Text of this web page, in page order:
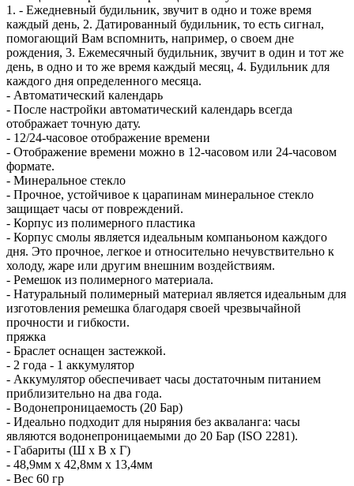
1. - Ежедневный будильник, звучит в одно и тоже время
каждый день, 2. Датированный будильник, то есть сигнал,
помогающий Вам вспомнить, например, о своем дне
рождения, 3. Ежемесячный будильник, звучит в один и тот же
день, в одно и то же время каждый месяц, 4. Будильник для
каждого дня определенного месяца.
- Автоматический календарь
- После настройки автоматический календарь всегда
отображает точную дату.
- 12/24-часовое отображение времени
- Отображение времени можно в 12-часовом или 24-часовом
формате.
- Минеральное стекло
- Прочное, устойчивое к царапинам минеральное стекло
защищает часы от повреждений.
- Корпус из полимерного пластика
- Корпус смолы является идеальным компаньоном каждого
дня. Это прочное, легкое и относительно нечувствительно к
холоду, жаре или другим внешним воздействиям.
- Ремешок из полимерного материала.
- Натуральный полимерный материал является идеальным для
изготовления ремешка благодаря своей чрезвычайной
прочности и гибкости.
пряжка
- Браслет оснащен застежкой.
- 2 года - 1 аккумулятор
- Аккумулятор обеспечивает часы достаточным питанием
приблизительно на два года.
- Водонепроницаемость (20 Бар)
- Идеально подходит для ныряния без акваланга: часы
являются водонепроницаемыми до 20 Бар (ISO 2281).
- Габариты (Ш x В x Г)
- 48,9мм x 42,8мм x 13,4мм
- Вес 60 гр